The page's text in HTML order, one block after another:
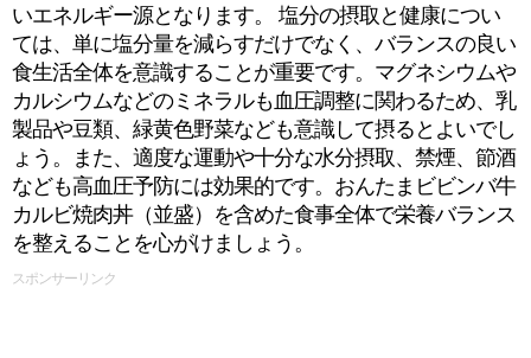
いエネルギー源となります。 塩分の摂取と健康につい
ては、単に塩分量を減らすだけでなく、バランスの良い
食生活全体を意識することが重要です。マグネシウムや
カルシウムなどのミネラルも血圧調整に関わるため、乳
製品や豆類、緑黄色野菜なども意識して摂るとよいでし
ょう。また、適度な運動や十分な水分摂取、禁煙、節酒
なども高血圧予防には効果的です。おんたまビビンバ牛
カルビ焼肉丼（並盛）を含めた食事全体で栄養バランス
を整えることを心がけましょう。
スポンサーリンク